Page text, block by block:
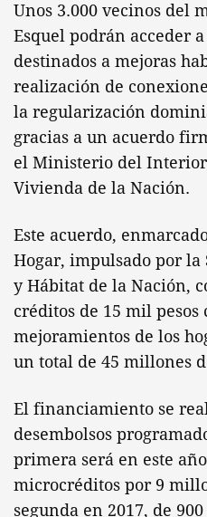
Unos 3.000 vecinos del
Esquel podrán acceder
destinados a mejoras
realización de
la regularización
gracias a un acuerdo
el Ministerio del
Vivienda de la Nación.
Este acuerdo,
Hogar, impulsado por la
y Hábitat de la Nación,
créditos de 15 mil pesos
mejoramientos de los
un total de 45 millones
El financiamiento se
desembolsos
primera será en este
microcréditos por 9
segunda en 2017, de